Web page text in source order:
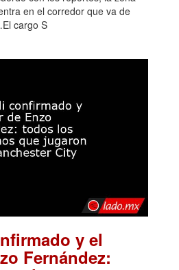
en el corredor que va de
cargo S
y el
Fernández: